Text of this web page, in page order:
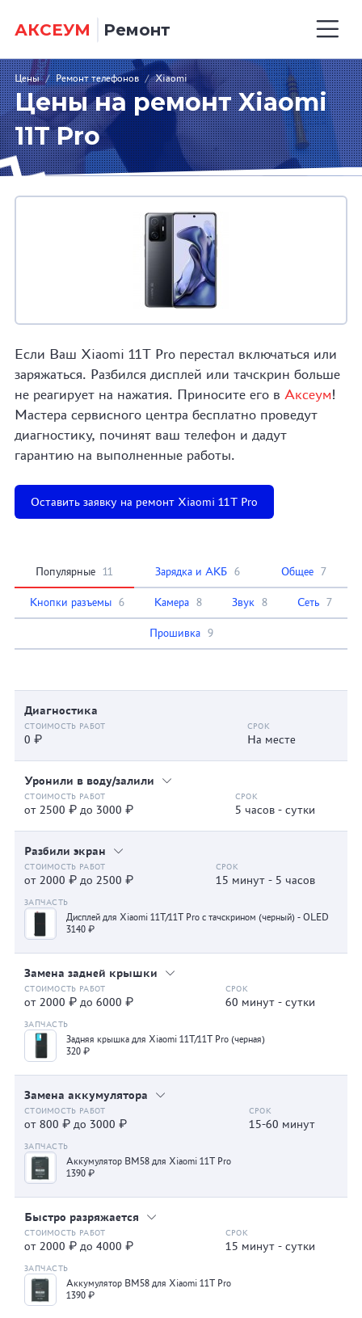
АКСЕУМ Ремонт
Цены / Ремонт телефонов / Xiaomi
Цены на ремонт Xiaomi
11T Pro
Если Ваш Xiaomi 11T Pro перестал включаться или
заряжаться. Разбился дисплей или тачскрин больше
не реагирует на нажатия. Приносите его в Аксеум!
Мастера сервисного центра бесплатно проведут
диагностику, починят ваш телефон и дадут
гарантию на выполненные работы.
Оставить заявку на ремонт Xiaomi 11T Pro
Популярные 11 Зарядка и АКБ 6 Общее 7
Кнопки разъемы 6 Камера 8 Звук 8 Сеть 7
Прошивка 9
Диагностика
0 ₽ На месте
Уронили в воду/залили
от 2500 ₽ до 3000 ₽ 5 часов - сутки
Разбили экран
от 2000 ₽ до 2500 ₽ 15 минут - 5 часов
Дисплей для Xiaomi 11T/11T Pro с тачскрином (черный) - OLED
3140 ₽
Замена задней крышки
от 2000 ₽ до 6000 ₽ 60 минут - сутки
Задняя крышка для Xiaomi 11T/11T Pro (черная)
320 ₽
Замена аккумулятора
от 800 ₽ до 3000 ₽ 15-60 минут
Аккумулятор BM58 для Xiaomi 11T Pro
1390 ₽
Быстро разряжается
от 2000 ₽ до 4000 ₽ 15 минут - сутки
Аккумулятор BM58 для Xiaomi 11T Pro
1390 ₽